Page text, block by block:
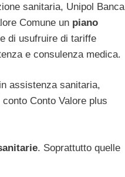
sanitaria, Unipol Banca
Comune un piano
di usufruire di tariffe
e consulenza medica.
assistenza sanitaria,
Conto Valore plus
. Soprattutto quelle